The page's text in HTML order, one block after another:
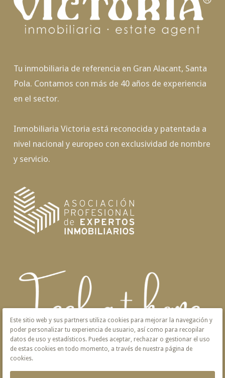
Tu inmobiliaria de referencia en Gran Alacant, Santa
Pola. Contamos con más de 40 años de experiencia
en el sector.
Inmobiliaria Victoria está reconocida y patentada a
nivel nacional y europeo con exclusividad de nombre
y servicio.
Este sitio web y sus partners utiliza cookies para mejorar la navegación y
poder personalizar tu experiencia de usuario, así como para recopilar
datos de uso y estadísticos. Puedes aceptar, rechazar o gestionar el uso
de estas cookies en todo momento, a través de nuestra página de
cookies.